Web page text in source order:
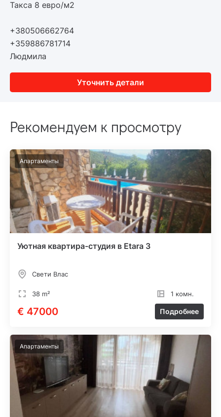
Такса 8 евро/м2
+380506662764
+359886781714
Людмила
Уточнить детали
Рекомендуем к просмотру
Апартаменты
Уютная квартира-студия в Etara 3
Свети Влас
38 m² 1 комн.
€ 47000 Подробнее
Апартаменты